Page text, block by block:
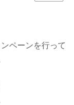
ペーンを行って